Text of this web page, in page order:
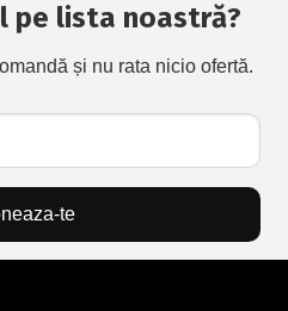
pe lista noastră?
și nu rata nicio ofertă.
te